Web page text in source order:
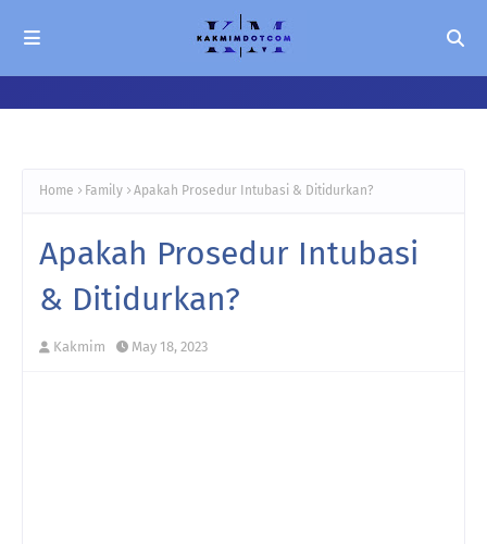
Home Family Apakah Prosedur Intubasi & Ditidurkan?
Apakah Prosedur Intubasi
& Ditidurkan?
Kakmim May 18, 2023